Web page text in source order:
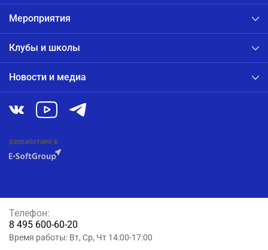
Мероприятия
Клубы и школы
Новости и медиа
разработано в
Телефон:
8 495 600-60-20
Время работы: Вт, Ср, Чт 14:00-17:00